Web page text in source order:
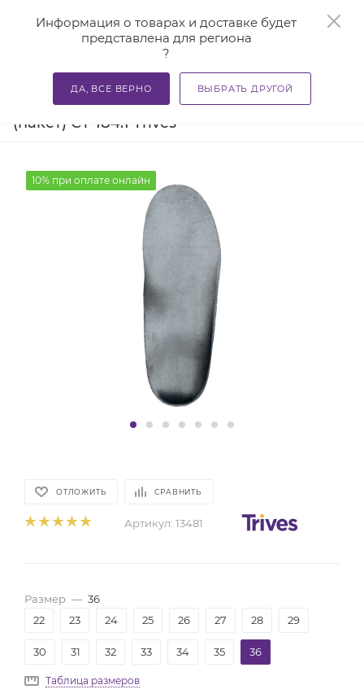
Информация о товарах и доставке будет
представлена для региона
?
ДА, ВСЕ ВЕРНО ВЫБРАТЬ ДРУГОЙ
Главная — Каталог — Стельки ортопедические и
Стельки ортопедические детские
(пакет) СТ-184.1 Trives
10% при оплате онлайн
ОТЛОЖИТЬ СРАВНИТЬ
Артикул: 13481
Размер — 36
22
23 24 25 26 27 28 29
30 31 32 33 34 35 36
Таблица размеров